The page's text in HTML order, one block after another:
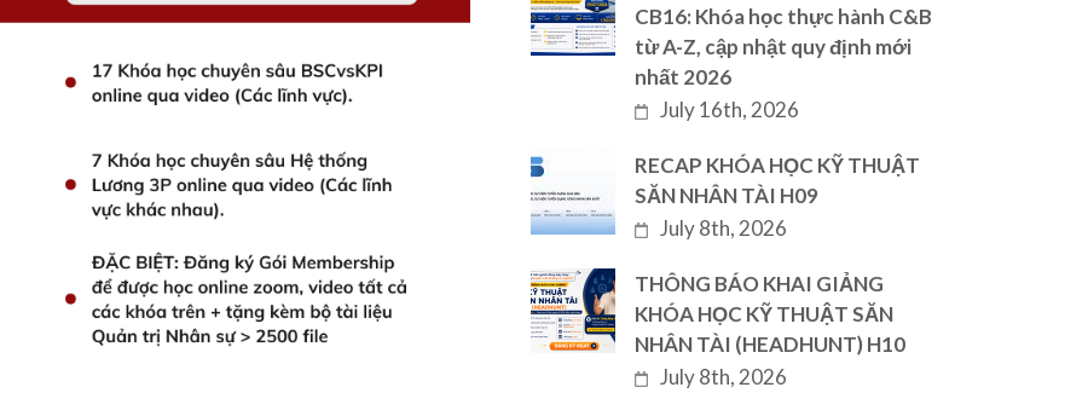
CB16: Khóa học thực hành C&B
từ A-Z, cập nhật quy định mới
nhất 2026
July 16th, 2026
RECAP KHÓA HỌC KỸ THUẬT
SĂN NHÂN TÀI H09
July 8th, 2026
THÔNG BÁO KHAI GIẢNG
KHÓA HỌC KỸ THUẬT SĂN
NHÂN TÀI (HEADHUNT) H10
July 8th, 2026